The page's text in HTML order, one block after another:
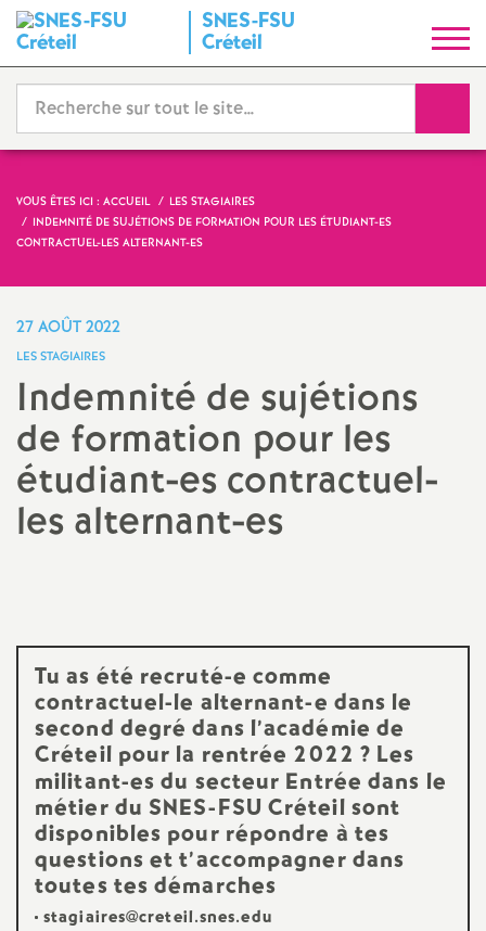
SNES-FSU
Créteil
y
n
d
a
t
N
i
o
n
a
l
VOUS ÊTES ICI : ACCUEIL
LES STAGIAIRES
INDEMNITÉ DE SUJÉTIONS DE FORMATION POUR LES ÉTUDIANT-ES
CONTRACTUEL-LES ALTERNANT-ES
27 AOÛT 2022
LES STAGIAIRES
Indemnité de sujétions
de formation pour les
étudiant-es contractuel-
les alternant-es
Tu as été recruté-e comme
contractuel-le alternant-e dans le
second degré dans l’académie de
Créteil pour la rentrée 2022 ? Les
militant-es du secteur Entrée dans le
métier du SNES-FSU Créteil sont
disponibles pour répondre à tes
questions et t’accompagner dans
toutes tes démarches
stagiaires@creteil.snes.edu